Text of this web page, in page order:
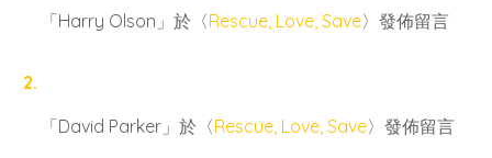
「Harry Olson 」於〈Rescue, Love, Save〉發佈留言
「David Parker」於〈Rescue, Love, Save〉發佈留言